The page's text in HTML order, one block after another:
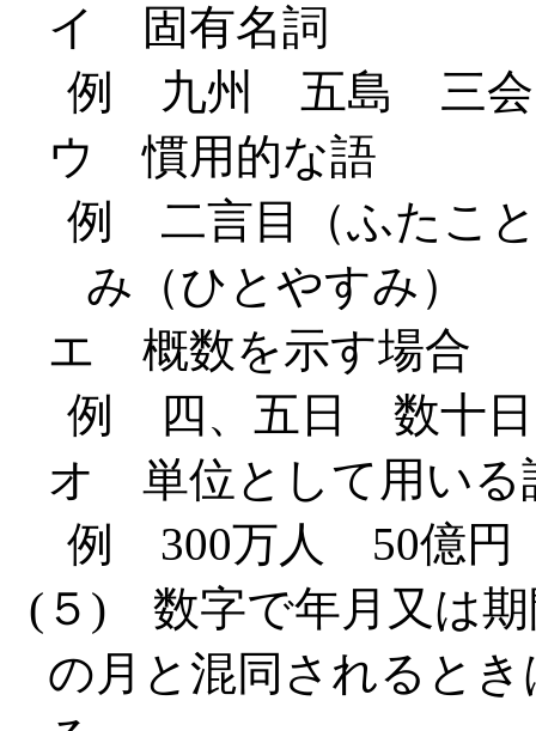
イ 固有名詞
例 九州 五島 三会
ウ 慣用的な語
例 二言目（ふたこ
み（ひとやすみ）
エ 概数を示す場合
例 四、五日 数十日
オ 単位として用いる
例 300万人 50億円
(５) 数字で年月又は期
の月と混同されると